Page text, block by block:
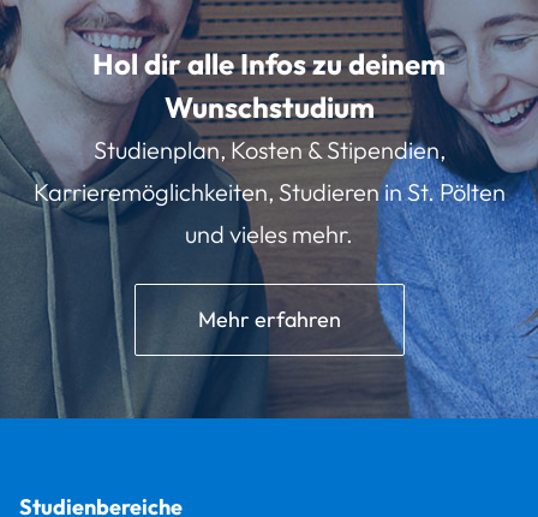
Hol dir alle Infos zu deinem
Wunschstudium
Studienplan, Kosten & Stipendien,
Karrieremöglichkeiten, Studieren in St. Pölten
und vieles mehr.
Mehr erfahren
Studienbereiche